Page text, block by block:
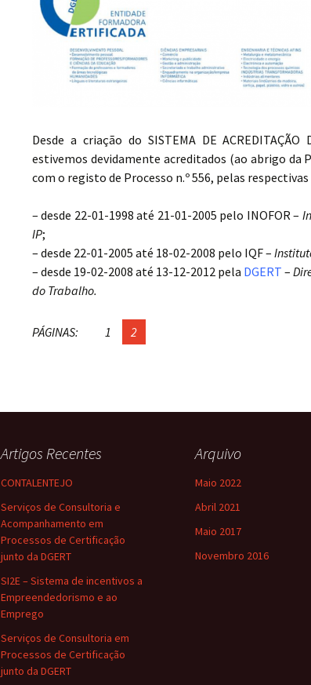
Desde a criação do SISTEMA DE ACREDITAÇÃO
estivemos devidamente acreditados (ao abrigo da
com o registo de Processo n.º 556, pelas
– desde 22-01-1998 até 21-01-2005 pelo INOFOR –
IP;
– desde 22-01-2005 até 18-02-2008 pelo IQF –
– desde 19-02-2008 até 13-12-2012 pela DGERT –
do Trabalho.
PÁGINAS: 1 2
Artigos Recentes
CONTALENTEJO
Serviços de Consultoria e
Acompanhamento em
Processos de Certificação
junto da DGERT
SI2E – Sistema de incentivos a
Empreendedorismo e ao
Emprego
Serviços de Consultoria em
Processos de Certificação
junto da DGERT
Arquivo
Maio 2022
Abril 2021
Maio 2017
Novembro 2016